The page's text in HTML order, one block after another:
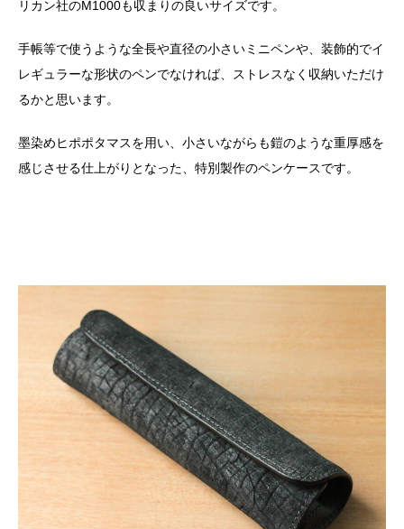
リカン社のM1000も収まりの良いサイズです。
手帳等で使うような全長や直径の小さいミニペンや、装飾的でイ
レギュラーな形状のペンでなければ、ストレスなく収納いただけ
るかと思います。
墨染めヒポポタマスを用い、小さいながらも鎧のような重厚感を
感じさせる仕上がりとなった、特別製作のペンケースです。